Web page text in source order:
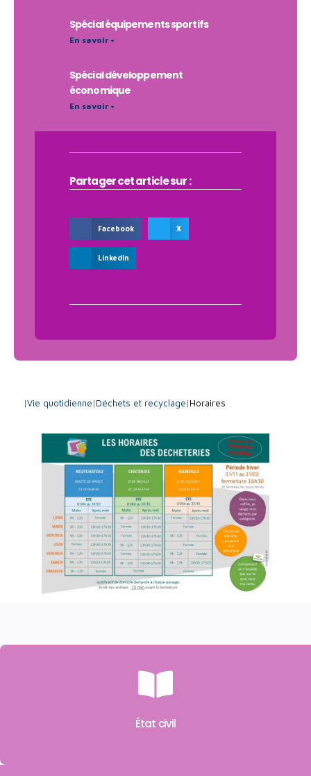
Spécial équipements sportifs
En savoir +
Spécial développement
économique
En savoir +
Partager cet article sur :
Facebook X
LinkedIn
|Vie quotidienne|Déchets et recyclage|Horaires
État civil